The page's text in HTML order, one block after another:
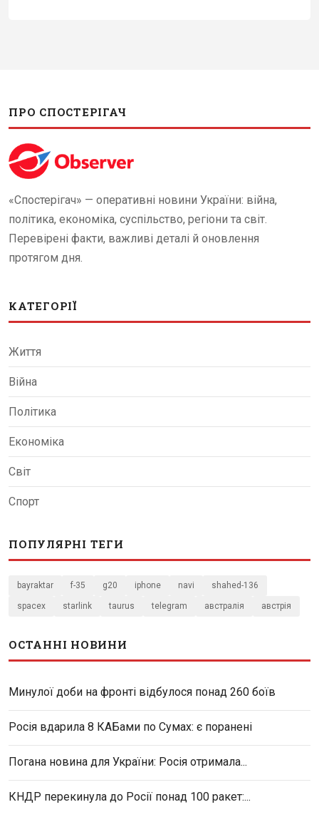
ПРО СПОСТЕРІГАЧ
«Спостерігач» — оперативні новини України: війна,
політика, економіка, суспільство, регіони та світ.
Перевірені факти, важливі деталі й оновлення
протягом дня.
КАТЕГОРІЇ
Життя
Війна
Політика
Економіка
Світ
Спорт
ПОПУЛЯРНІ ТЕГИ
bayraktar f-35 g20 iphone navi shahed-136
spacex starlink taurus telegram австралія австрія
ОСТАННІ НОВИНИ
Минулої доби на фронті відбулося понад 260 боїв
Росія вдарила 8 КАБами по Сумах: є поранені
Погана новина для України: Росія отримала...
КНДР перекинула до Росії понад 100 ракет:...